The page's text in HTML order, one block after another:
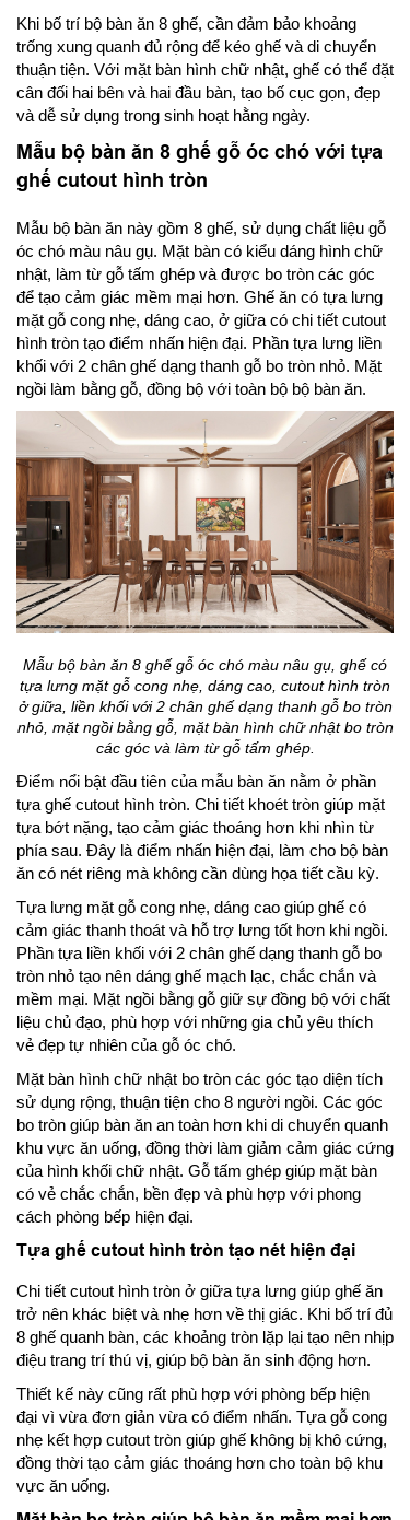
Khi bố trí bộ bàn ăn 8 ghế, cần đảm bảo khoảng
trống xung quanh đủ rộng để kéo ghế và di chuyển
thuận tiện. Với mặt bàn hình chữ nhật, ghế có thể đặt
cân đối hai bên và hai đầu bàn, tạo bố cục gọn, đẹp
và dễ sử dụng trong sinh hoạt hằng ngày.
Mẫu bộ bàn ăn 8 ghế gỗ óc chó với tựa
ghế cutout hình tròn
Mẫu bộ bàn ăn này gồm 8 ghế, sử dụng chất liệu gỗ
óc chó màu nâu gụ. Mặt bàn có kiểu dáng hình chữ
nhật, làm từ gỗ tấm ghép và được bo tròn các góc
để tạo cảm giác mềm mại hơn. Ghế ăn có tựa lưng
mặt gỗ cong nhẹ, dáng cao, ở giữa có chi tiết cutout
hình tròn tạo điểm nhấn hiện đại. Phần tựa lưng liền
khối với 2 chân ghế dạng thanh gỗ bo tròn nhỏ. Mặt
ngồi làm bằng gỗ, đồng bộ với toàn bộ bộ bàn ăn.
Mẫu bộ bàn ăn 8 ghế gỗ óc chó màu nâu gụ, ghế có
tựa lưng mặt gỗ cong nhẹ, dáng cao, cutout hình tròn
ở giữa, liền khối với 2 chân ghế dạng thanh gỗ bo tròn
nhỏ, mặt ngồi bằng gỗ, mặt bàn hình chữ nhật bo tròn
các góc và làm từ gỗ tấm ghép.
Điểm nổi bật đầu tiên của mẫu bàn ăn nằm ở phần
tựa ghế cutout hình tròn. Chi tiết khoét tròn giúp mặt
tựa bớt nặng, tạo cảm giác thoáng hơn khi nhìn từ
phía sau. Đây là điểm nhấn hiện đại, làm cho bộ bàn
ăn có nét riêng mà không cần dùng họa tiết cầu kỳ.
Tựa lưng mặt gỗ cong nhẹ, dáng cao giúp ghế có
cảm giác thanh thoát và hỗ trợ lưng tốt hơn khi ngồi.
Phần tựa liền khối với 2 chân ghế dạng thanh gỗ bo
tròn nhỏ tạo nên dáng ghế mạch lạc, chắc chắn và
mềm mại. Mặt ngồi bằng gỗ giữ sự đồng bộ với chất
liệu chủ đạo, phù hợp với những gia chủ yêu thích
vẻ đẹp tự nhiên của gỗ óc chó.
Mặt bàn hình chữ nhật bo tròn các góc tạo diện tích
sử dụng rộng, thuận tiện cho 8 người ngồi. Các góc
bo tròn giúp bàn ăn an toàn hơn khi di chuyển quanh
khu vực ăn uống, đồng thời làm giảm cảm giác cứng
của hình khối chữ nhật. Gỗ tấm ghép giúp mặt bàn
có vẻ chắc chắn, bền đẹp và phù hợp với phong
cách phòng bếp hiện đại.
Tựa ghế cutout hình tròn tạo nét hiện đại
Chi tiết cutout hình tròn ở giữa tựa lưng giúp ghế ăn
trở nên khác biệt và nhẹ hơn về thị giác. Khi bố trí đủ
8 ghế quanh bàn, các khoảng tròn lặp lại tạo nên nhịp
điệu trang trí thú vị, giúp bộ bàn ăn sinh động hơn.
Thiết kế này cũng rất phù hợp với phòng bếp hiện
đại vì vừa đơn giản vừa có điểm nhấn. Tựa gỗ cong
nhẹ kết hợp cutout tròn giúp ghế không bị khô cứng,
đồng thời tạo cảm giác thoáng hơn cho toàn bộ khu
vực ăn uống.